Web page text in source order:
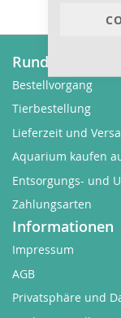
Rund um
Bestellvorgang
Tierbestellung
Lieferzeit und
Aquarium kaufen
Entsorgungs- und
Zahlungsarten
Informationen
Impressum
AGB
Privatsphäre und